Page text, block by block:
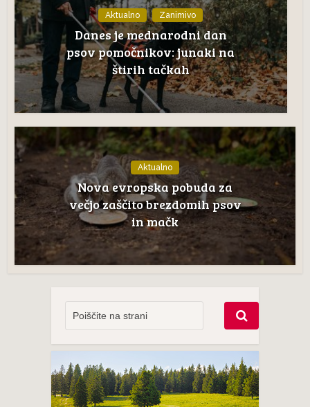
Aktualno Zanimivo
Danes je mednarodni dan
psov pomočnikov: junaki na
štirih tačkah
Aktualno
Nova evropska pobuda za
večjo zaščito brezdomih psov
in mačk